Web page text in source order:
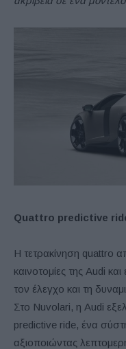
Quattro predictive
Η τετρακίνηση quattro
καινοτομίες της Audi
τον έλεγχο και τη
Στο Nuvolari, η Audi
predictive ride, ένα
αξιοποιώντας